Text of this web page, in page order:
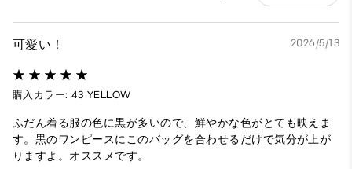
可愛い！ 2026/5/13
購入カラー: 43 YELLOW
ふだん着る服の色に黒が多いので、鮮やかな色がとても映えま
す。黒のワンピースにこのバッグを合わせるだけで気分が上が
りますよ。オススメです。